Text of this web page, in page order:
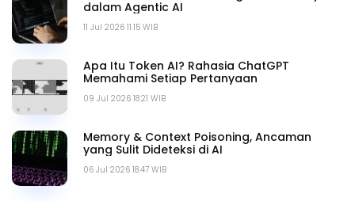
11 Jul 2026 11.15 WIB
dalam Agentic AI
09 Jul 2026 18.21 WIB
Apa Itu Token AI? Rahasia ChatGPT
Memahami Setiap Pertanyaan
06 Jul 2026 18.47 WIB
Memory & Context Poisoning, Ancaman
yang Sulit Dideteksi di AI